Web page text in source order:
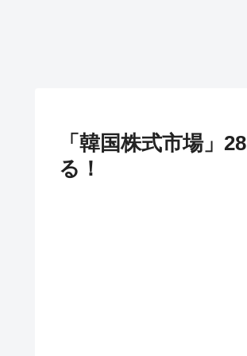
「韓国株式市場」
る！